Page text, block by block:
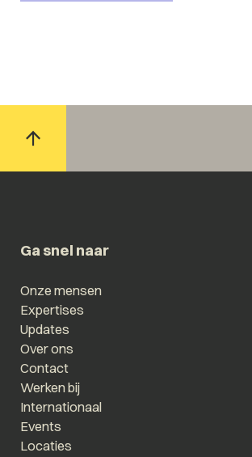
Ga snel naar
Onze mensen
Expertises
Updates
Over ons
Contact
Werken bij
Internationaal
Events
Locaties